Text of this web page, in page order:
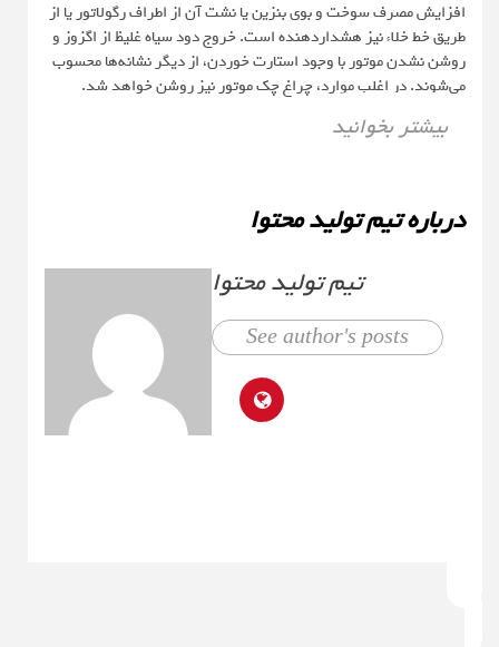
افزایش مصرف سوخت و بوی بنزین یا نشت آن از اطراف رگولاتور یا از
طریق خط خلاء نیز هشداردهنده است. خروج دود سیاه غلیظ از اگزوز و
روشن نشدن موتور با وجود استارت خوردن، از دیگر نشانه‌ها محسوب
می‌شوند. در اغلب موارد، چراغ چک موتور نیز روشن خواهد شد.
بیشتر بخوانید
درباره تیم تولید محتوا
تیم تولید محتوا
See author's posts